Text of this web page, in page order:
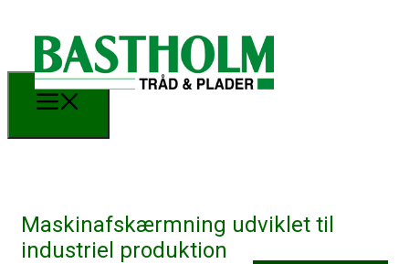
Maskinafskærmning udviklet til
industriel produktion